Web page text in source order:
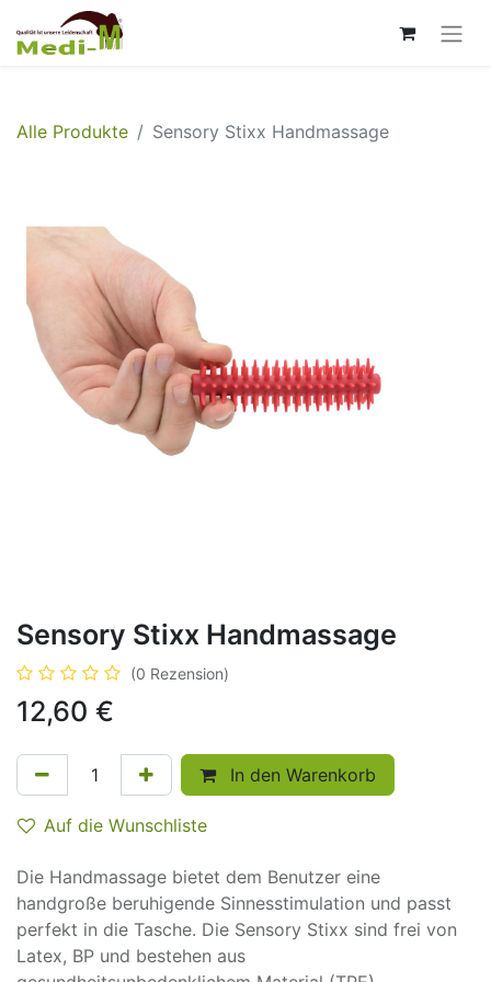
Alle Produkte Sensory Stixx Handmassage
Sensory Stixx Handmassage
(0 Rezension)
12,60 €
In den Warenkorb
Auf die Wunschliste
Die Handmassage bietet dem Benutzer eine
handgroße beruhigende Sinnesstimulation und passt
perfekt in die Tasche. Die Sensory Stixx sind frei von
Latex, BP und bestehen aus